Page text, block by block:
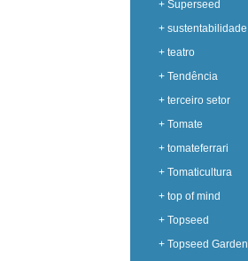
+ Superseed
+ sustentabilidade
+ teatro
+ Tendência
+ terceiro setor
+ Tomate
+ tomateferrari
+ Tomaticultura
+ top of mind
+ Topseed
+ Topseed Garden